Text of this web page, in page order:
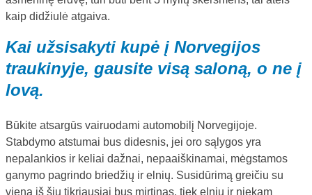
kaip didžiulė atgaiva.
Kai užsisakyti kupė į Norvegijos
traukinyje, gausite visą saloną, o ne į
lovą.
Būkite atsargūs vairuodami automobilį Norvegijoje.
Stabdymo atstumai bus didesnis, jei oro sąlygos yra
nepalankios ir keliai dažnai, nepaaiškinamai, mėgstamos
ganymo pagrindo briedžių ir elnių. Susidūrimą greičiu su
viena iš šių tikriausiai bus mirtinas, tiek elnių ir niekam